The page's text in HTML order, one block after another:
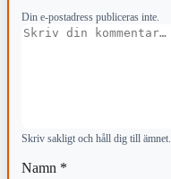
Din e-postadress publiceras inte.
Kommentar
Skriv sakligt och håll dig till ämnet.
Namn *